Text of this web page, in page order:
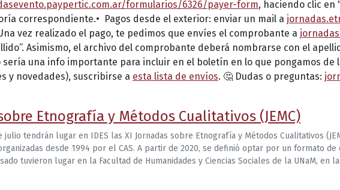
formularios/6326/payer-form, haciendo clic en
correspondiente.•⁠ ⁠Pagos desde el exterior: enviar un mail a
vez realizado el pago, te pedimos que envíes el comprobante a
Asimismo, el archivo del comprobante deberá nombrarse con el
una info importante para incluir en el boletín en lo que pongamos de
y novedades), suscribirse a esta lista de envíos. 🤔 Dudas o preguntas:
Etnografía y Métodos Cualitativos (JEMC)
julio tendrán lugar en IDES las XI Jornadas sobre Etnografía y Métodos Cualitativos
desde 1994 por el CAS. A partir de 2020, se definió optar por un formato
tuvieron lugar en la Facultad de Humanidades y Ciencias Sociales de la UNaM, en